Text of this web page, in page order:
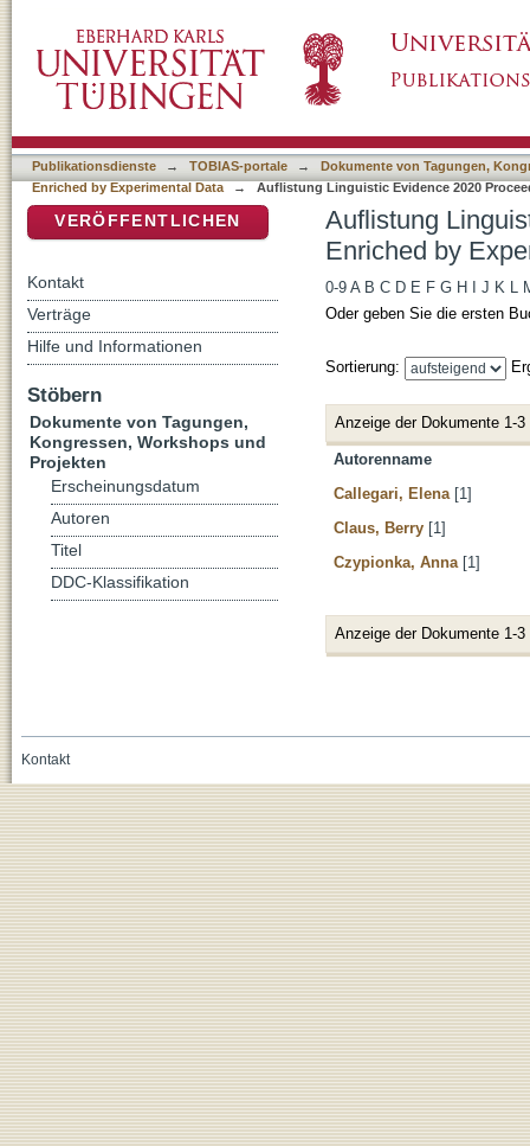
Data nach Autor
Publikationsdienste → TOBIAS-portale →
Dokumente von Tagungen,
Enriched by Experimental Data
→ Auflistung Linguistic Evidence 2020
Auflistung
Enriched by
0-9 A B C D E F G H J K L
Oder geben Sie die ersten
Sortierung:
Anzeige der Dokumente 1-3
Autorenname
Callegari, Elena [1]
Claus, Berry [1]
Czypionka, Anna [1]
Anzeige der Dokumente 1-3
VERÖFFENTLICHEN
Kontakt
Verträge
Hilfe und Informationen
Stöbern
Dokumente von Tagungen,
Kongressen, Workshops und
Projekten
Erscheinungsdatum
Autoren
Titel
DDC-Klassifikation
Kontakt